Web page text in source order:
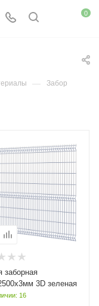
0
— Забор
заборная
3D зеленая
16